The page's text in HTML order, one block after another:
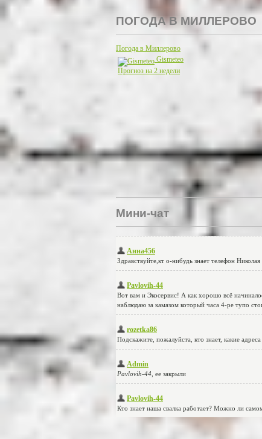
ПОГОДА В МИЛЛЕРОВО
Погода в Миллерово
Gismeteo
Прогноз на 2 недели
Мини-чат